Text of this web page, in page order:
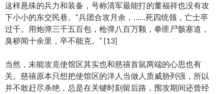
这样悬殊的兵力和装备，号称清军最能打的董福祥也没有攻
下小小的东交民巷。“兵团合攻月余，……死四统领，亡士卒
过千。用炮弹三千五百包，枪弹八百万颗，拳匪尸骸塞道，
臭秽闻十余里，卒不能克。” [13]
当然，未能攻克使馆区其实也和慈禧首鼠两端的心思也有
关。慈禧原本只想把使馆区的洋人当做人质威胁列强，所以
并不敢赶尽杀绝，总是在关键时刻留后路，围攻期间还曾经